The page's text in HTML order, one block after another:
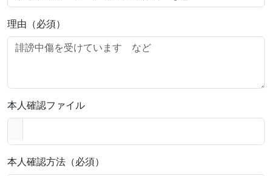
理由（必須）
本人確認ファイル
本人確認方法（必須）